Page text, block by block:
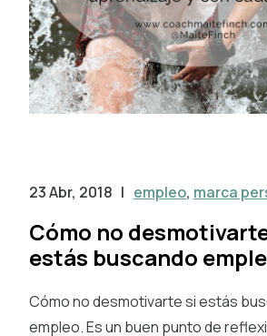
23 Abr, 2018 | empleo, marca
Cómo no
estás buscando
Cómo no desmotivarte si estás
empleo. Es un buen punto de